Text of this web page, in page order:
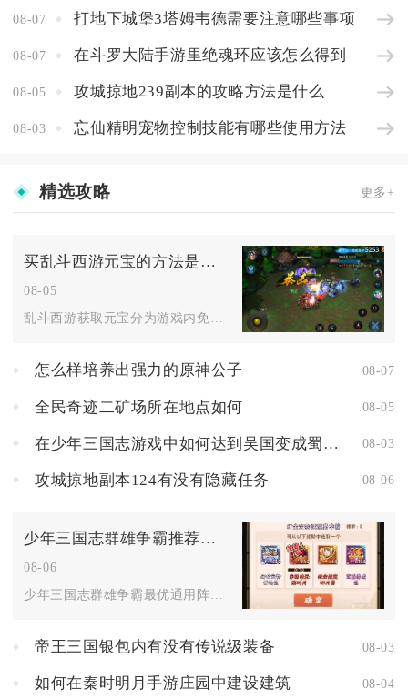
08-07 打地下城堡3塔姆韦德需要注意哪些事项
08-07 在斗罗大陆手游里绝魂环应该怎么得到
08-05 攻城掠地239副本的攻略方法是什么
08-03 忘仙精明宠物控制技能有哪些使用方法
精选攻略 更多+
买乱斗西游元宝的方法是什么
08-05
怎么样培养出强力的原神公子 08-07
全民奇迹二矿场所在地点如何 08-05
在少年三国志游戏中如何达到吴国变成蜀国的目标 08-03
攻城掠地副本124有没有隐藏任务 08-06
少年三国志群雄争霸推荐怎样搭配阵容
08-06
帝王三国银包内有没有传说级装备 08-03
如何在秦时明月手游庄园中建设建筑 08-04